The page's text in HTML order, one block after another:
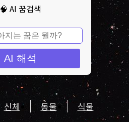
🧠 AI 꿈검색
AI 해석
신체 동물 식물